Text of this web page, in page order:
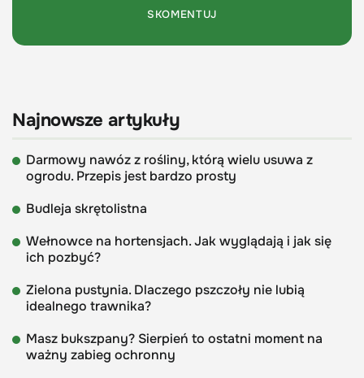
Najnowsze artykuły
Darmowy nawóz z rośliny, którą wielu usuwa z
ogrodu. Przepis jest bardzo prosty
Budleja skrętolistna
Wełnowce na hortensjach. Jak wyglądają i jak się
ich pozbyć?
Zielona pustynia. Dlaczego pszczoły nie lubią
idealnego trawnika?
Masz bukszpany? Sierpień to ostatni moment na
ważny zabieg ochronny